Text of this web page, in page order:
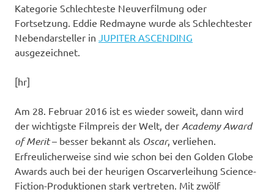
Kategorie Schlechteste Neuverfilmung oder
Fortsetzung. Eddie Redmayne wurde als Schlechtester
Nebendarsteller in JUPITER ASCENDING
ausgezeichnet.
[hr]
Am 28. Februar 2016 ist es wieder soweit, dann wird
der wichtigste Filmpreis der Welt, der Academy Award
of Merit– besser bekannt als Oscar, verliehen.
Erfreulicherweise sind wie schon bei den Golden Globe
Awards auch bei der heurigen Oscarverleihung Science-
Fiction-Produktionen stark vertreten. Mit zwölf